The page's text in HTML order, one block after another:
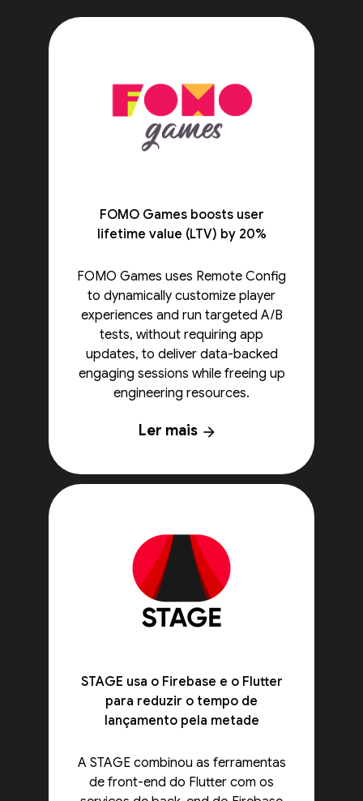
FOMO Games boosts user
lifetime value (LTV) by 20%
FOMO Games uses Remote Config
to dynamically customize player
experiences and run targeted A/B
tests, without requiring app
updates, to deliver data-backed
engaging sessions while freeing up
engineering resources.
Ler mais arrow_forward
STAGE usa o Firebase e o Flutter
para reduzir o tempo de
lançamento pela metade
A STAGE combinou as ferramentas
de front-end do Flutter com os